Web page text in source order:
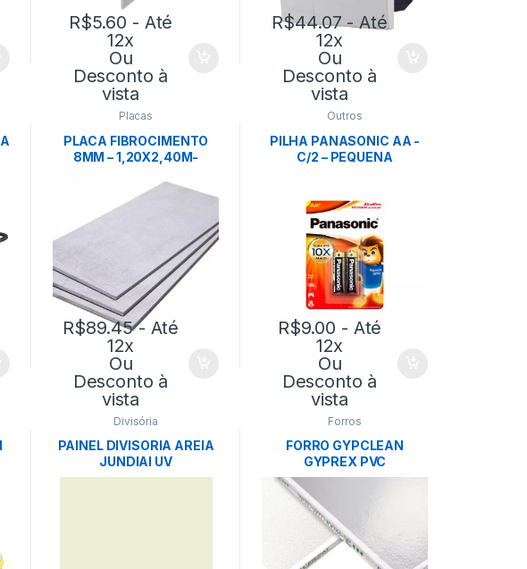
R$5.60 - Até
12x
Ou
Desconto à
vista
R$44.07- Até
12x
Ou
Desconto à
vista
Placas
PLACA FIBROCIMENTO
8MM – 1,20X2,40M-
R$89.45- Até
12x
Ou
Desconto à
vista
Outros
PILHA PANASONIC AA -
C/2 – PEQUENA
R$9.00 - Até
12x
Ou
Desconto à
vista
Divisória
PAINEL DIVISORIA AREIA
JUNDIAI UV
1202x2110x3,5 UN –
Forros
FORRO GYPCLEAN
GYPREX PVC
625X1250X8MM CX:8PÇ